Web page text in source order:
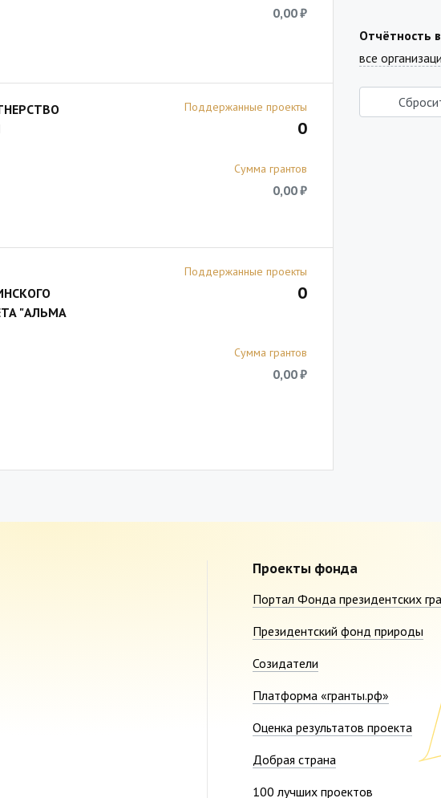
0,00 ₽
Поддержанные проекты
0
Сумма грантов
0,00 ₽
"АЛЬМА
Поддержанные проекты
0
Сумма грантов
0,00 ₽
Отчётность
все
Проекты фонда
Портал Фонда президентских
Президентский фонд природы
Созидатели
Платформа «гранты.рф»
Оценка результатов проекта
Добрая страна
100 лучших проектов